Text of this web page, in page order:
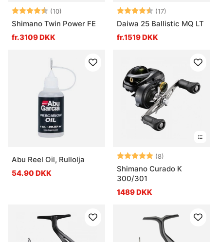
Vurdering: (10)
4.6 ud af 5 stjerner
Shimano Twin Power FE
fr.3109 DKK
Vurdering: (17)
Daiwa 25 Ballistic MQ LT
fr.1519 DKK
Abu Reel Oil, Rullolja
54.90 DKK
Vurdering: (8)
Shimano Curado K
300/301
1489 DKK